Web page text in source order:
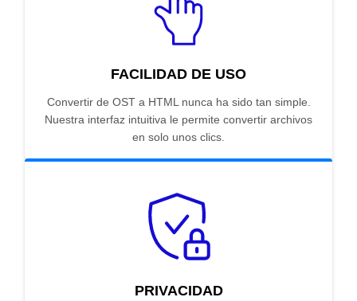
FACILIDAD DE USO
Convertir de OST a HTML nunca ha sido tan simple.
Nuestra interfaz intuitiva le permite convertir archivos
en solo unos clics.
PRIVACIDAD